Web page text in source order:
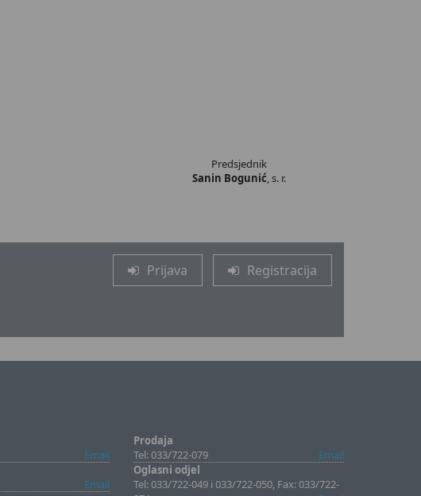
Predsjednik
Sanin Bogunić, s. r.
Prijava Registracija
Email
Email
Prodaja
Tel: 033/722-079
Email
Oglasni odjel
Tel: 033/722-049 i 033/722-050, Fax: 033/722-